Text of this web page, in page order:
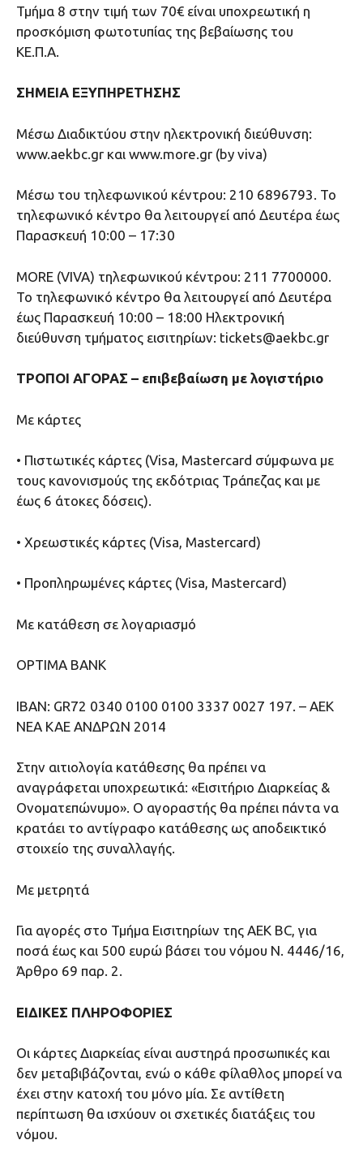
Τμήμα 8 στην τιμή των 70€ είναι υποχρεωτική η
προσκόμιση φωτοτυπίας της βεβαίωσης του
ΚΕ.Π.Α.
ΣΗΜΕΙΑ ΕΞΥΠΗΡΕΤΗΣΗΣ
Μέσω Διαδικτύου στην ηλεκτρονική διεύθυνση:
www.aekbc.gr και www.more.gr (by viva)
Μέσω του τηλεφωνικού κέντρου: 210 6896793. Το
τηλεφωνικό κέντρο θα λειτουργεί από Δευτέρα έως
Παρασκευή 10:00 – 17:30
MORE (VIVA) τηλεφωνικού κέντρου: 211 7700000.
Το τηλεφωνικό κέντρο θα λειτουργεί από Δευτέρα
έως Παρασκευή 10:00 – 18:00 Ηλεκτρονική
διεύθυνση τμήματος εισιτηρίων: tickets@aekbc.gr
ΤΡΟΠΟΙ ΑΓΟΡΑΣ – επιβεβαίωση με λογιστήριο
Με κάρτες
• Πιστωτικές κάρτες (Visa, Mastercard σύμφωνα με
τους κανονισμούς της εκδότριας Τράπεζας και με
έως 6 άτοκες δόσεις).
• Χρεωστικές κάρτες (Visa, Mastercard)
• Προπληρωμένες κάρτες (Visa, Mastercard)
Με κατάθεση σε λογαριασμό
OPTIMA BANK
IBAN: GR72 0340 0100 0100 3337 0027 197. – ΑΕΚ
NEA ΚΑΕ ΑΝΔΡΩΝ 2014
Στην αιτιολογία κατάθεσης θα πρέπει να
αναγράφεται υποχρεωτικά: «Εισιτήριο Διαρκείας &
Ονοματεπώνυμο». Ο αγοραστής θα πρέπει πάντα να
κρατάει το αντίγραφο κατάθεσης ως αποδεικτικό
στοιχείο της συναλλαγής.
Με μετρητά
Για αγορές στο Τμήμα Εισιτηρίων της AEK BC, για
ποσά έως και 500 ευρώ βάσει του νόμου Ν. 4446/16,
Άρθρο 69 παρ. 2.
ΕΙΔΙΚΕΣ ΠΛΗΡΟΦΟΡΙΕΣ
Οι κάρτες Διαρκείας είναι αυστηρά προσωπικές και
δεν μεταβιβάζονται, ενώ ο κάθε φίλαθλος μπορεί να
έχει στην κατοχή του μόνο μία. Σε αντίθετη
περίπτωση θα ισχύουν οι σχετικές διατάξεις του
νόμου.